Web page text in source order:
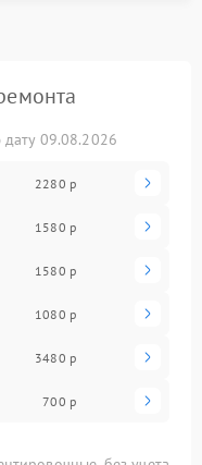
09.08.2026
2280 р
1580 р
1580 р
1080 р
3480 р
700 р